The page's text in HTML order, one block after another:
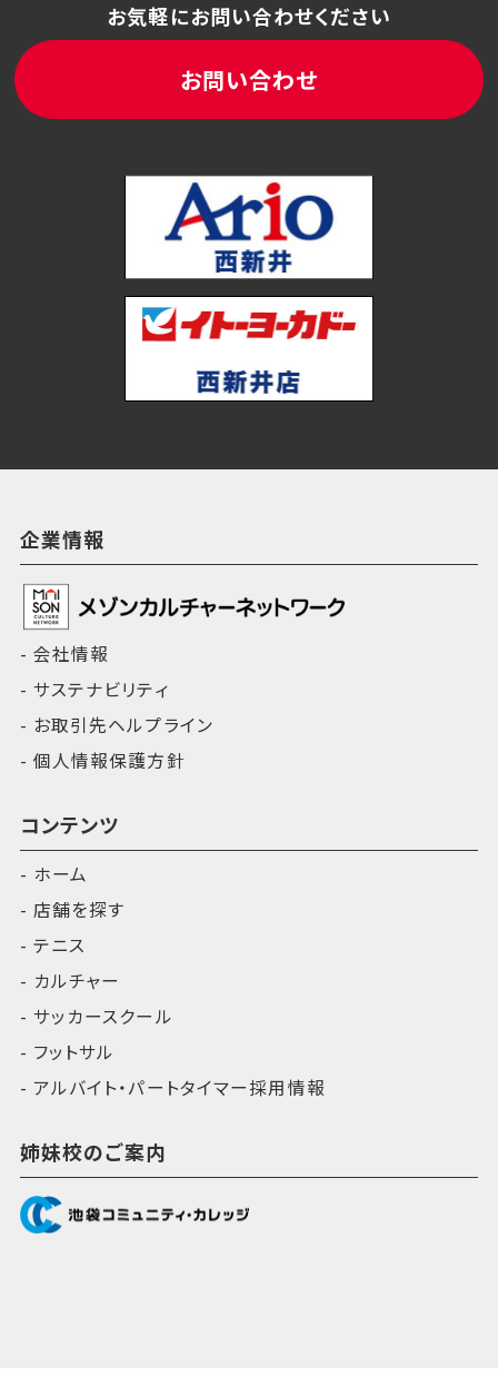
お気軽にお問い合わせください
お問い合わせ
企業情報
会社情報
サステナビリティ
お取引先ヘルプライン
個人情報保護方針
コンテンツ
ホーム
店舗を探す
テニス
カルチャー
サッカースクール
フットサル
アルバイト・パートタイマー採用情報
姉妹校のご案内